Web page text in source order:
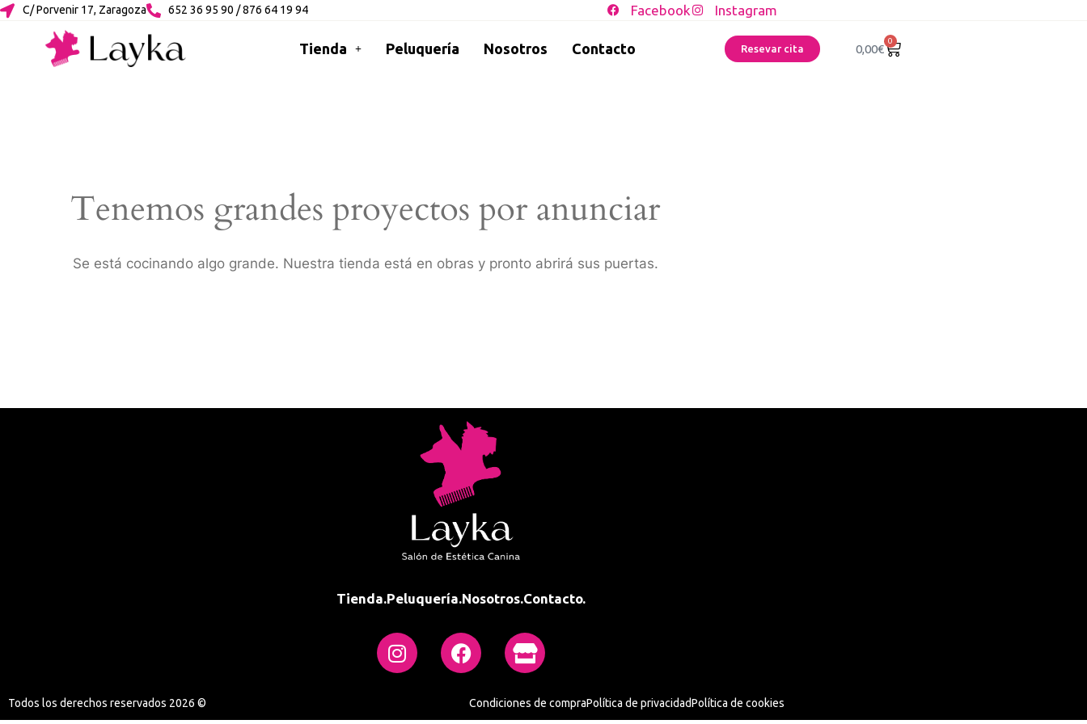
C/ Porvenir 17, Zaragoza 652 36 95 90 / 876 64 19 94 Facebook Instagram
Tienda Peluquería Nosotros Contacto Resevar cita 0,00€
0
Tenemos grandes proyectos por anunciar
Se está cocinando algo grande. Nuestra tienda está en obras y pronto abrirá sus puertas.
Tienda.Peluquería.Nosotros.Contacto.
Todos los derechos reservados 2026 © Condiciones de compraPolítica de privacidadPolítica de cookies